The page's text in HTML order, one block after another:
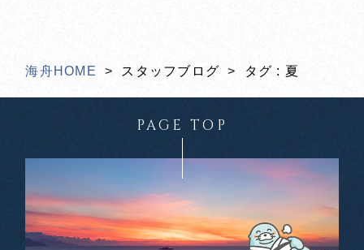
海舟HOME スタッフブログ タグ : 夏
PAGE TOP